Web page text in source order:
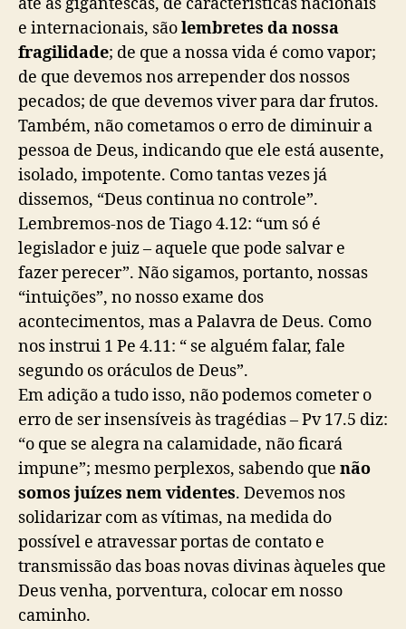
e internacionais, sãolembretes da nossa
fragilidade; de que a nossa vida é como vapor;
de que devemos nos arrepender dos nossos
pecados; de que devemos viver para dar frutos.
Também, não cometamos o erro de diminuir a
pessoa de Deus, indicando que ele está ausente,
isolado, impotente. Como tantas vezes já
dissemos, “Deus continua no controle”.
Lembremos-nos de Tiago 4.12: “um só é
legislador e juiz – aquele que pode salvar e
fazer perecer”. Não sigamos, portanto, nossas
“intuições”, no nosso exame dos
acontecimentos, mas a Palavra de Deus. Como
nos instrui 1 Pe 4.11: “ se alguém falar, fale
segundo os oráculos de Deus”.
Em adição a tudo isso, não podemos cometer o
erro de ser insensíveis às tragédias – Pv 17.5 diz:
“o que se alegra na calamidade, não ficará
impune”; mesmo perplexos, sabendo que não
somos juízes nem videntes. Devemos nos
solidarizar com as vítimas, na medida do
possível e atravessar portas de contato e
transmissão das boas novas divinas àqueles que
Deus venha, porventura, colocar em nosso
caminho.